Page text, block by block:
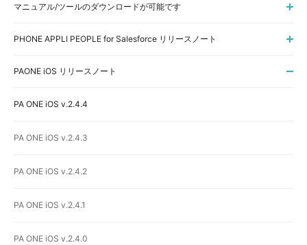
マニュアル/ツールのダウンロードが可能です
PHONE APPLI PEOPLE for Salesforce リリースノート
PAONE iOS リリースノート
PA ONE iOS v.2.4.4
PA ONE iOS v.2.4.3
PA ONE iOS v.2.4.2
PA ONE iOS v.2.4.1
PA ONE iOS v.2.4.0